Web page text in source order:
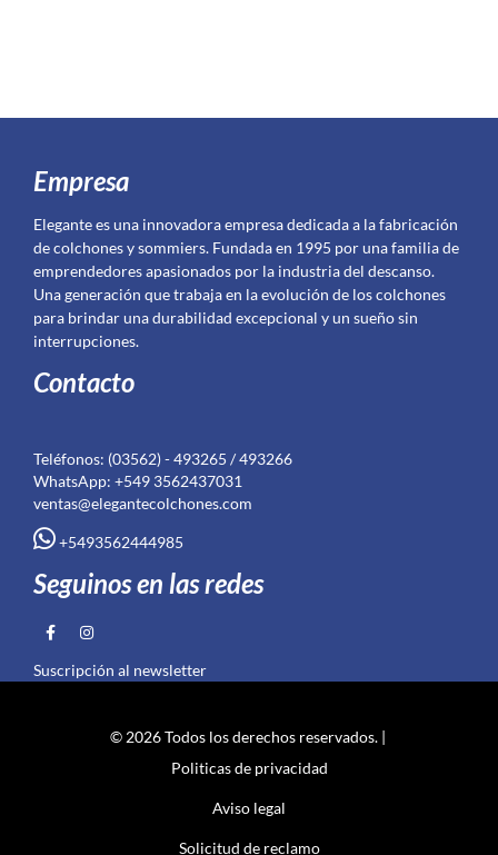
Empresa
Elegante es una innovadora empresa dedicada a la fabricación
de colchones y sommiers. Fundada en 1995 por una familia de
emprendedores apasionados por la industria del descanso.
Una generación que trabaja en la evolución de los colchones
para brindar una durabilidad excepcional y un sueño sin
interrupciones.
Contacto
Teléfonos: (03562) - 493265 / 493266
WhatsApp: +549 3562437031
ventas@elegantecolchones.com
+5493562444985
Seguinos en las redes
Suscripción al newsletter
© 2026 Todos los derechos reservados. |
Politicas de privacidad
Aviso legal
Solicitud de reclamo